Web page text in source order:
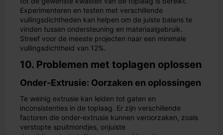
Experimenteren en testen met verschillende
vullingsdichtheden kan helpen om de juiste balans te
vinden tussen ondersteuning en materiaalgebruik.
Streef voor de meeste projecten naar een minimale
vullingsdichtheid van 12%.
10. Problemen met toplagen oplossen
Onder-Extrusie: Oorzaken en oplossingen
Te weinig extrusie kan leiden tot gaten en
inconsistenties in de toplaag. Er zijn verschillende
factoren die onder-extrusie kunnen veroorzaken, zoals
verstopte spuitmondjes, onjuiste